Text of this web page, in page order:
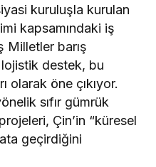
kuruluşla kurulan
kapsamındaki iş
Milletler barış
destek, bu
olarak öne çıkıyor.
sıfır gümrük
Çin’in “küresel
geçirdiğini